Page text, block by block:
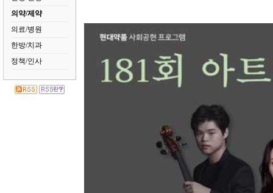
의약/제약
의료/병원
한방/치과
정책/인사